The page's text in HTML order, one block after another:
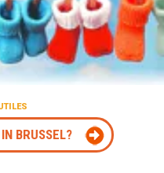
BRUSSEL?